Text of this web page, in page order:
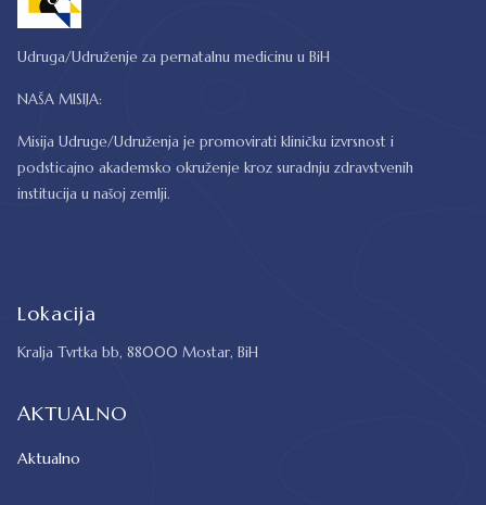
Udruga/Udruženje za pernatalnu medicinu u BiH
NAŠA MISIJA:
Misija Udruge/Udruženja je promovirati kliničku izvrsnost i
podsticajno akademsko okruženje kroz suradnju zdravstvenih
institucija u našoj zemlji.
Lokacija
Kralja Tvrtka bb, 88000 Mostar, BiH
AKTUALNO
Aktualno